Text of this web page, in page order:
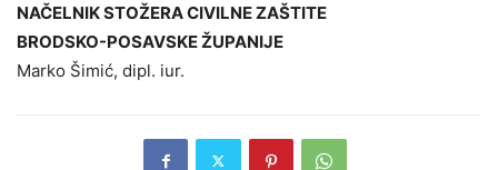
NAČELNIK STOŽERA CIVILNE ZAŠTITE
BRODSKO-POSAVSKE ŽUPANIJE
Marko Šimić, dipl. iur.